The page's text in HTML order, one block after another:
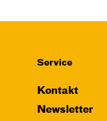
Service
Kontakt
Newsletter